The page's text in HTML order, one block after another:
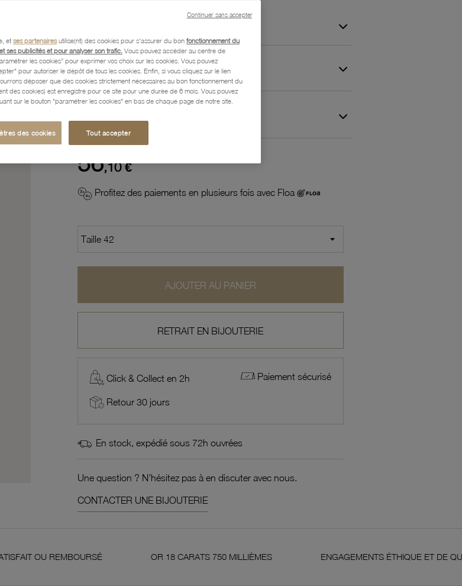
Caractéristiques détaillées
56,10 €
Profitez des paiements en plusieurs fois avec Floa
AJOUTER AU PANIER
RETRAIT EN BIJOUTERIE
Click & Collect en 2h Paiement sécurisé
Retour 30 jours
En stock, expédié sous 72h ouvrées
Une question ? N'hésitez pas à en discuter avec nous.
CONTACTER UNE BIJOUTERIE
OR 18 CARATS 750 MILLIÈMES ENGAGEMENTS ÉTHIQUE ET DE QUALITÉ
et ses partenairesutilise(nt) des cookies pour s'assurer du bon fonctionnement du
ses publicités et pour analyser son trafic. Vous pouvez accéder au centre de
les cookies” pour exprimer vos choix sur les cookies. Vous pouvez
pour autoriser le dépôt de tous les cookies. Enfin, si vous cliquez sur le lien
déposer que des cookies strictement nécessaires au bon fonctionnement du
des cookies) est enregistré pour ce site pour une durée de 6 mois. Vous pouvez
sur le bouton "paramétrer les cookies" en bas de chaque page de notre site.
des cookies Tout accepter
Continuer sans accepter